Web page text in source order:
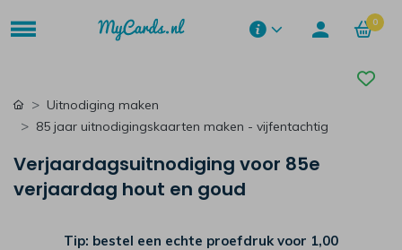
0
Uitnodiging maken
85 jaar uitnodigingskaarten maken - vijfentachtig
Verjaardagsuitnodiging voor 85e
verjaardag hout en goud
Tip: bestel een echte proefdruk voor 1,00